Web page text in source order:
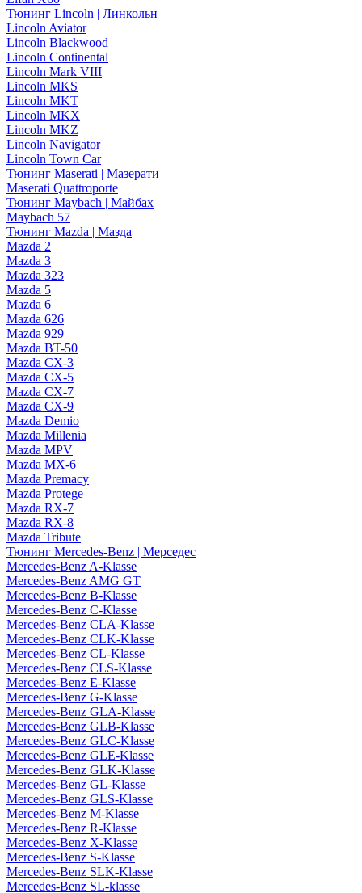
Тюнинг Lincoln | Линкольн
Lincoln Aviator
Lincoln Blackwood
Lincoln Continental
Lincoln Mark VIII
Lincoln MKS
Lincoln MKT
Lincoln MKX
Lincoln MKZ
Lincoln Navigator
Lincoln Town Car
Тюнинг Maserati | Мазерати
Maserati Quattroporte
Тюнинг Maybach | Майбах
Maybach 57
Тюнинг Mazda | Мазда
Mazda 2
Mazda 3
Mazda 323
Mazda 5
Mazda 6
Mazda 626
Mazda 929
Mazda BT-50
Mazda CX-3
Mazda CX-5
Mazda CX-7
Mazda CX-9
Mazda Demio
Mazda Millenia
Mazda MPV
Mazda MX-6
Mazda Premacy
Mazda Protege
Mazda RX-7
Mazda RX-8
Mazda Tribute
Тюнинг Mercedes-Benz | Мерседес
Mercedes-Benz A-Klasse
Mercedes-Benz AMG GT
Mercedes-Benz B-Klasse
Mercedes-Benz C-Klasse
Mercedes-Benz CLA-Klasse
Mercedes-Benz CLK-Klasse
Mercedes-Benz CL-Klasse
Mercedes-Benz CLS-Klasse
Mercedes-Benz E-Klasse
Mercedes-Benz G-Klasse
Mercedes-Benz GLA-Klasse
Mercedes-Benz GLB-Klasse
Mercedes-Benz GLC-Klasse
Mercedes-Benz GLE-Klasse
Mercedes-Benz GLK-Klasse
Mercedes-Benz GL-Klasse
Mercedes-Benz GLS-Klasse
Mercedes-Benz M-Klasse
Mercedes-Benz R-Klasse
Mercedes-Benz X-Klasse
Mercedes-Benz S-Klasse
Mercedes-Benz SLK-Klasse
Mercedes-Benz SL-klasse